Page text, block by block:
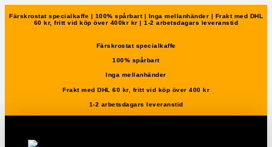
Färskrostat specialkaffe | 100% spårbart | Inga mellanhänder | Frakt med DHL
60 kr, fritt vid köp över 400kr kr | 1-2 arbetsdagars leveranstid
Färskrostat specialkaffe
100% spårbart
Inga mellanhänder
Frakt med DHL 60 kr, fritt vid köp över 400 kr
1-2 arbetsdagars leveranstid